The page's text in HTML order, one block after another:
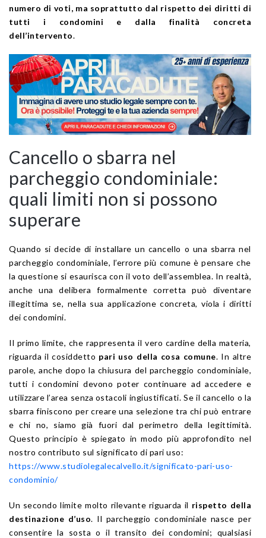
numero di voti, ma soprattutto dal rispetto dei diritti di
tutti i condomini e dalla finalità concreta
dell’intervento.
Cancello o sbarra nel
parcheggio condominiale:
quali limiti non si possono
superare
Quando si decide di installare un cancello o una sbarra nel
parcheggio condominiale, l’errore più comune è pensare che
la questione si esaurisca con il voto dell’assemblea. In realtà,
anche una delibera formalmente corretta può diventare
illegittima se, nella sua applicazione concreta, viola i diritti
dei condomini.
Il primo limite, che rappresenta il vero cardine della materia,
riguarda il cosiddetto pari uso della cosa comune. In altre
parole, anche dopo la chiusura del parcheggio condominiale,
tutti i condomini devono poter continuare ad accedere e
utilizzare l’area senza ostacoli ingiustificati. Se il cancello o la
sbarra finiscono per creare una selezione tra chi può entrare
e chi no, siamo già fuori dal perimetro della legittimità.
Questo principio è spiegato in modo più approfondito nel
nostro contributo sul significato di pari uso:
https://www.studiolegalecalvello.it/significato-pari-uso-
condominio/
Un secondo limite molto rilevante riguarda il rispetto della
destinazione d’uso. Il parcheggio condominiale nasce per
consentire la sosta o il transito dei condomini; qualsiasi